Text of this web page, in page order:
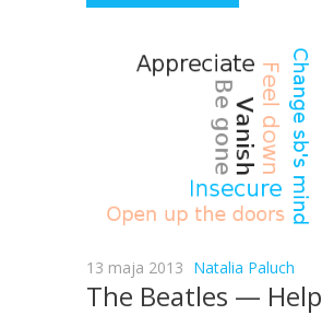
13 maja 2013 Natalia Paluch
The Beatles — Help